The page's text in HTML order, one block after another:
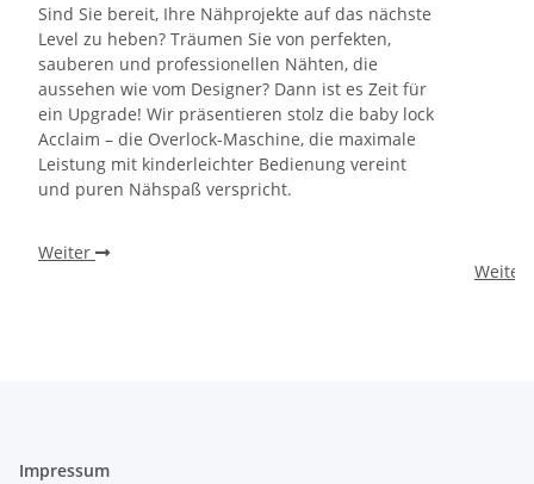
Sind Sie bereit, Ihre Nähprojekte auf das nächste
Level zu heben? Träumen Sie von perfekten,
sauberen und professionellen Nähten, die
aussehen wie vom Designer? Dann ist es Zeit für
ein Upgrade! Wir präsentieren stolz die baby lock
Acclaim – die Overlock-Maschine, die maximale
Leistung mit kinderleichter Bedienung vereint
und puren Nähspaß verspricht.
Weiter
Weiter
Impressum